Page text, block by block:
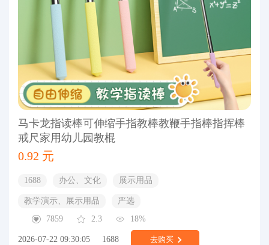
马卡龙指读棒可伸缩手指教棒教鞭手指棒指挥棒
戒尺家用幼儿园教棍
0.92 元
1688 办公、文化 展示用品
教学演示、展示用品
严选
7859
2.3 18%
2026-07-22 09:30:05 1688 去购买